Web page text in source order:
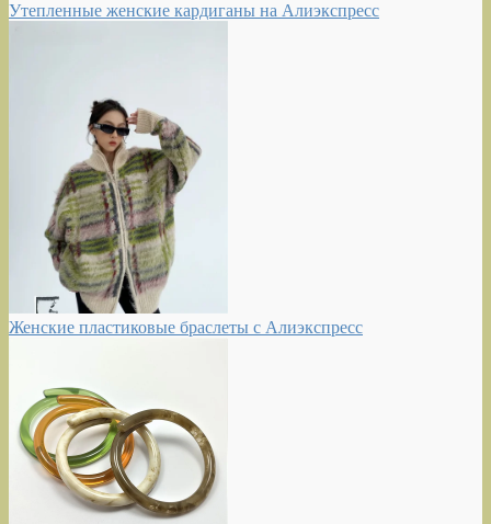
Утепленные женские кардиганы на Алиэкспресс
Женские пластиковые браслеты с Алиэкспресс